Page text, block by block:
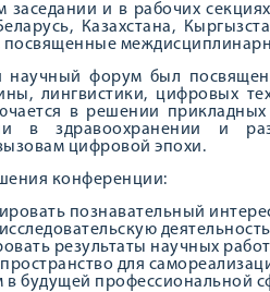
заседании и в рабочих
Казахстана,
посвященные
научный форум был
лингвистики, цифровых
в решении
в здравоохранении и
цифровой эпохи.
конференции:
познавательный
результаты научных
пространство для
в будущей профессиональной